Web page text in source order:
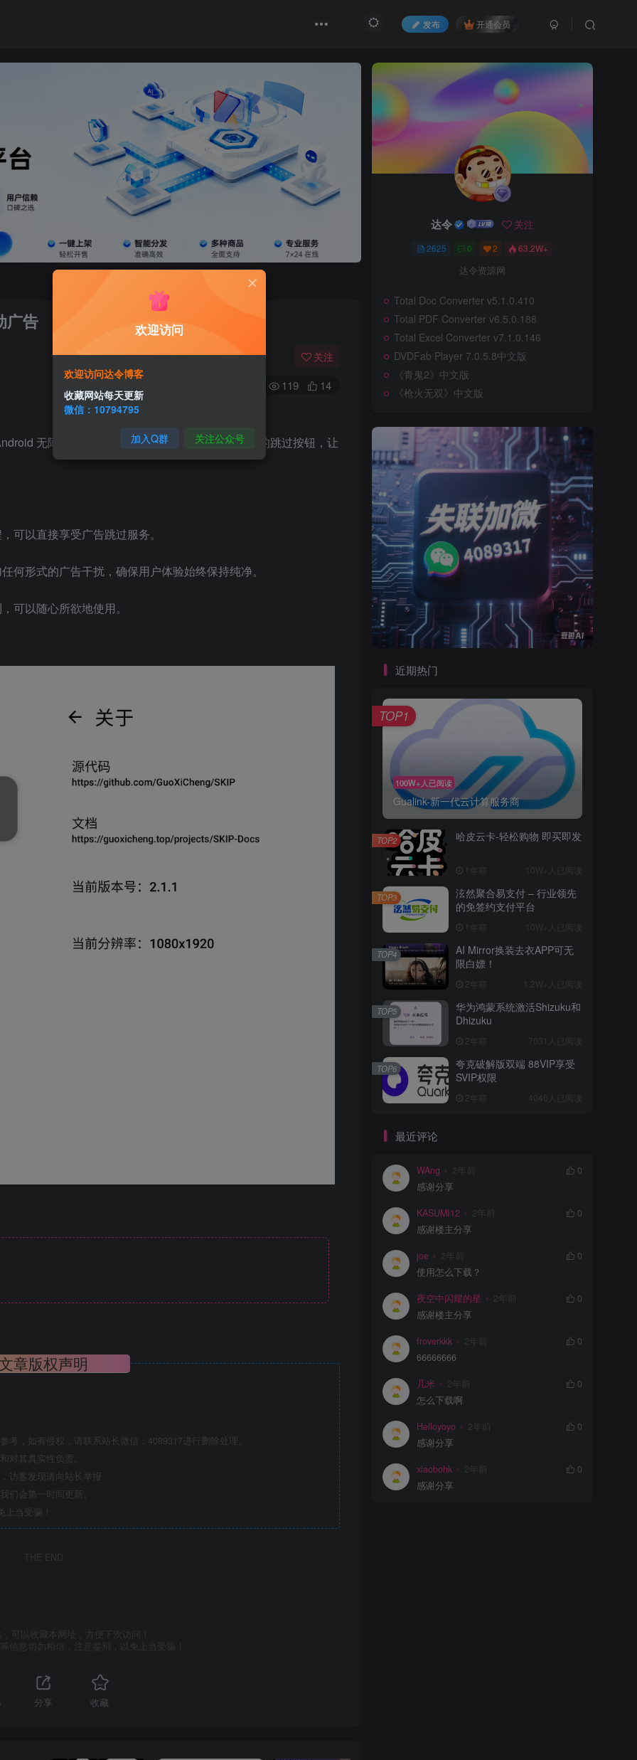
发布 开通会员
广告
关注
119 14
无障碍服务帮助用户快速点击 APP 开屏广告的跳过按钮，让
可以直接享受广告跳过服务。
何形式的广告干扰，确保用户体验始终保持纯净。
可以随心所欲地使用。
章版权声明
，如有侵权，请联系站长微信：4089317进行删除处理。
对其真实性负责。
访客发现请向站长举报
们会第一时间更新。
当受骗！
THE END
可以收藏本网址，方便下次访问！
信息切勿相信，注意鉴别，以免上当受骗！
分享 收藏
达令 关注
2625 0 2 63.2W+
达令资源网
Total Doc Converter v5.1.0.410
Total PDF Converter v6.5.0.188
Total Excel Converter v7.1.0.146
DVDFab Player 7.0.5.8中文版
《青鬼2》中文版
《枪火无双》中文版
近期热门
100W+人已阅读
Gualink-新一代云计算服务商
TOP1
哈皮云卡-轻松购物 即买即发
1年前 10W+人已阅读
TOP2
泫然聚合易支付 – 行业领先
的免签约支付平台
1年前 10W+人已阅读
TOP3
AI Mirror换装去衣APP可无
限白嫖！
2年前 1.2W+人已阅读
TOP4
华为鸿蒙系统激活Shizuku和
Dhizuku
2年前 7031人已阅读
TOP5
夸克破解版双端 88VIP享受
SVIP权限
2年前 4046人已阅读
TOP6
最近评论
WAng 2年前
0
感谢分享
KASUMI12 2年前
0
感谢楼主分享
joe 2年前
0
使用怎么下载？
夜空中闪耀的星 2年前
0
感谢楼主分享
froverkkk 2年前
0
66666666
几米 2年前
0
怎么下载啊
Helloyoyo 2年前
0
感谢分享
xiaobohk 2年前
0
感谢分享
欢迎访问
欢迎访问达令博客
收藏网站每天更新
微信：10794795
加入Q群 关注公众号